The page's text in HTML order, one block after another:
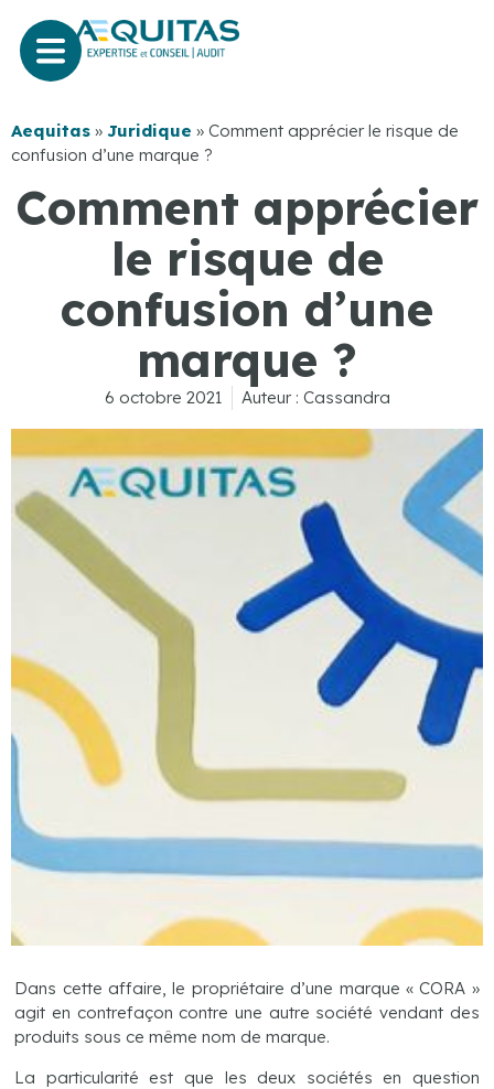
Aequitas » Juridique » Comment apprécier le risque de
confusion d’une marque ?
Comment apprécier
le risque de
confusion d’une
marque ?
6 octobre 2021 Auteur : Cassandra
Dans cette affaire, le propriétaire d’une marque « CORA »
agit en contrefaçon contre une autre société vendant des
produits sous ce même nom de marque.
La particularité est que les deux sociétés en question